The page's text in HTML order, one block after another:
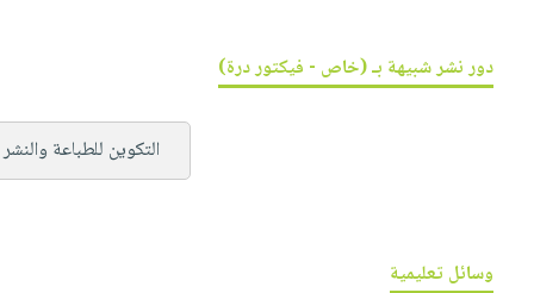
دور نشر شبيهة بـ (خاص - فيكتور درة)
التكوين للطباعة
وسائل تعليمية